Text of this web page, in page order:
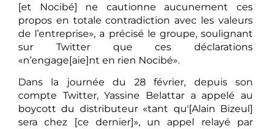
[et Nocibé] ne cautionne aucunement ces
propos en totale contradiction avec les valeurs
de l’entreprise», a précisé le groupe, soulignant
sur Twitter que ces déclarations
«n’engage[aie]nt en rien Nocibé».
Dans la journée du 28 février, depuis son
compte Twitter, Yassine Belattar a appelé au
boycott du distributeur «tant qu'[Alain Bizeul]
sera chez [ce dernier]», un appel relayé par